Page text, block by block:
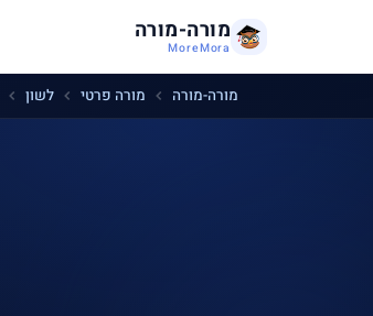
מורה-מורה
MoreMora
מורה-מורה מורה פרטי לשון